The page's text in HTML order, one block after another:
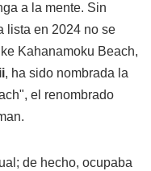
a la mente. Sin
lista en 2024 no se
Kahanamoku Beach,
, ha sido nombrada la
el renombrado
de hecho, ocupaba